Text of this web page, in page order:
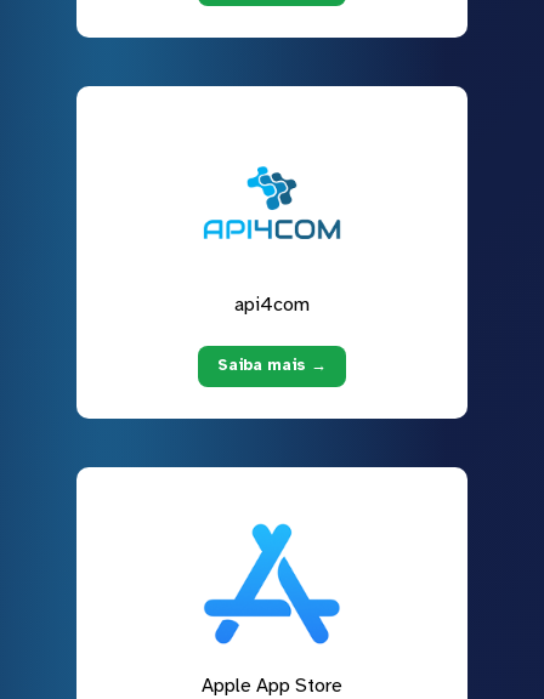
api4com
Saiba mais →
Apple App Store